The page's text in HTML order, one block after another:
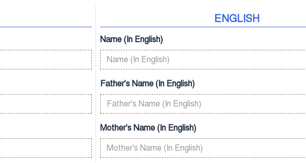
ENGLISH
Name (In English)
Father's Name (In English)
Mother's Name (In English)